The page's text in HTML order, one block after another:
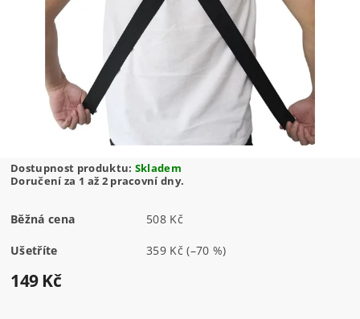
Dostupnost produktu: Skladem
Doručení za 1 až 2 pracovní dny.
Běžná cena 508 Kč
Ušetříte 359 Kč(–70 %)
149 Kč